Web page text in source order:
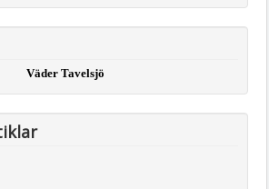
Väder Tavelsjö